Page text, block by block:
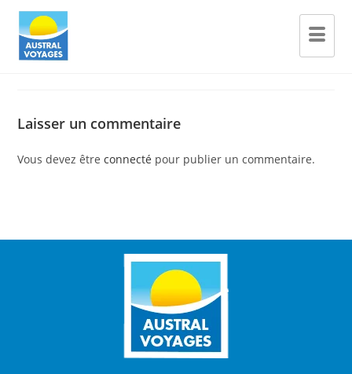
Laisser un commentaire
Vous devez êtreconnecté pour publier un commentaire.